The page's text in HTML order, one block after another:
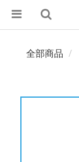
全部商品